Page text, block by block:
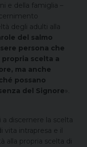
e della famiglia –
degli adulti alla
del salmo
persona che
scelta a
ma anche
possano
del Signore
discernere la scelta
vita intrapresa e il
alla propria scelta di